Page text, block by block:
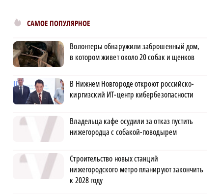
САМОЕ ПОПУЛЯРНОЕ
Волонтеры обнаружили заброшенный дом,
в котором живет около 20 собак и щенков
В Нижнем Новгороде откроют российско-
киргизский ИТ-центр кибербезопасности
Владельца кафе осудили за отказ пустить
нижегородца с собакой-поводырем
Строительство новых станций
нижегородского метро планируют закончить
к 2028 году